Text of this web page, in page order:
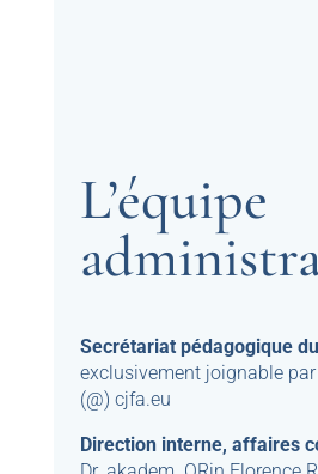
L’équipe
Secrétariat pédagogique
exclusivement joignable
(@) cjfa.eu
Direction interne, affaires